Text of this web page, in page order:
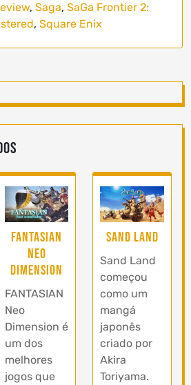
, Saga, SaGa Frontier 2:
, Square Enix
FANTASIAN
Neo
Dimension
FANTASIAN
Neo
Dimension é
um dos
melhores
jogos que
Sand Land
Sand Land
começou
como um
mangá
japonês
criado por
Akira
Toriyama.